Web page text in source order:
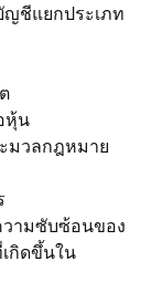
ชีแยกประเภท
หุ้น
วลกฎหมาย
ามซับซ้อนของ
กิดขึ้นใน